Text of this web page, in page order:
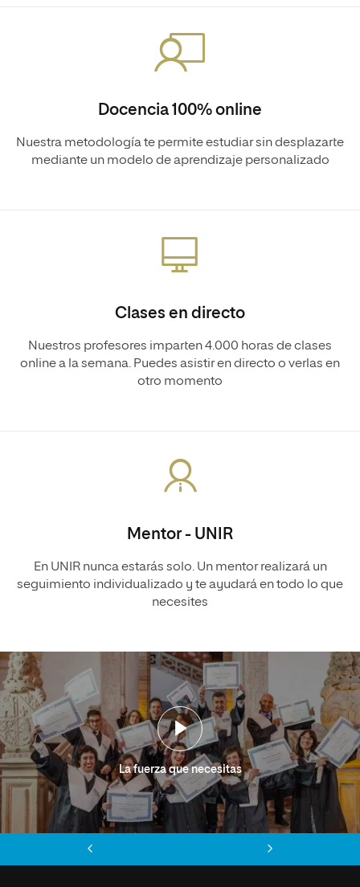
Docencia 100% online
Nuestra metodología te permite estudiar sin desplazarte
mediante un modelo de aprendizaje personalizado
Clases en directo
Nuestros profesores imparten 4.000 horas de clases
online a la semana. Puedes asistir en directo o verlas en
otro momento
Mentor - UNIR
En UNIR nunca estarás solo. Un mentor realizará un
seguimiento individualizado y te ayudará en todo lo que
necesites
La fuerza que necesitas